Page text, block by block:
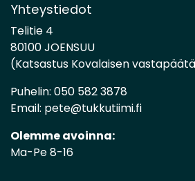
Yhteystiedot
Telitie 4
80100 JOENSUU
(Katsastus Kovalaisen
Puhelin: 050 582 3878
Email: pete@tukkutiimi.fi
Olemme avoinna:
Ma-Pe 8-16